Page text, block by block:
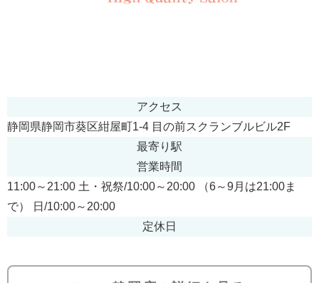
アクセス
静岡県静岡市葵区紺屋町1-4 目の前スクランブルビル2F
最寄り駅
営業時間
11:00～21:00 土・祝祭/10:00～20:00 （6～9月は21:00ま
で） 日/10:00～20:00
定休日